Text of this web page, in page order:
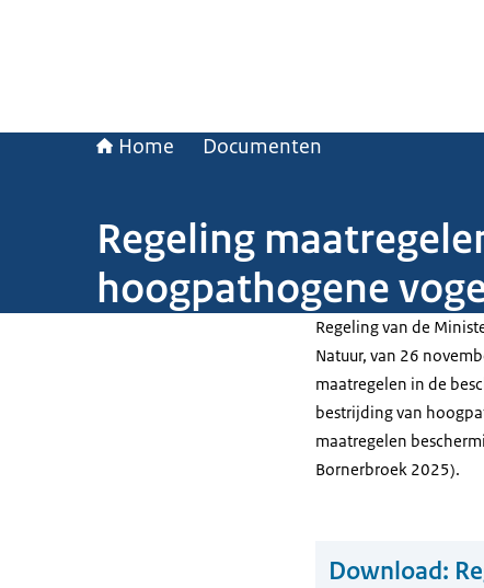
Home Documenten
Regeling
hoogpathogene
Regeling van de
Natuur, van 26
maatregelen in de
bestrijding van
maatregelen
Bornerbroek 2025).
Download: